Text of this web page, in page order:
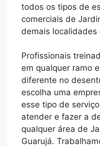
todos os tipos de
comerciais de
demais localidades
Profissionais
em qualquer ramo
diferente no
escolha uma
esse tipo de
atender e fazer a
qualquer área de
Guarujá.